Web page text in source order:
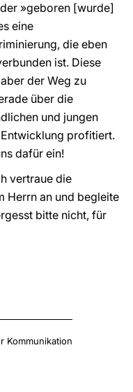
»geboren [wurde]
eine
die eben
ist. Diese
der Weg zu
über die
und jungen
profitiert.
dafür ein!
vertraue die
Herrn an und begleite
bitte nicht, für
Kommunikation